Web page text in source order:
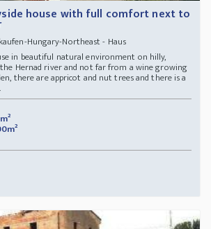
house with full comfort next to
Hungary-Northeast - Haus
in beautiful natural environment on hilly,
Hernad river and not far from a wine growing
there are appricot and nut trees and there is a